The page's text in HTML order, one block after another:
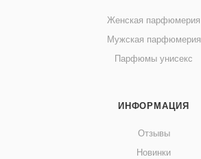
Женская парфюмерия
Мужская парфюмерия
Парфюмы унисекс
ИНФОРМАЦИЯ
Отзывы
Новинки